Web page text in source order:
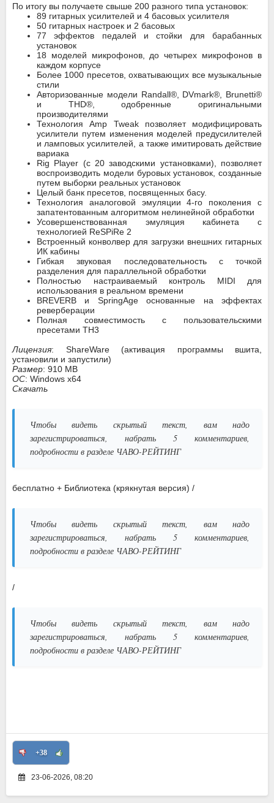
По итогу вы получаете свыше 200 разного типа установок:
89 гитарных усилителей и 4 басовых усилителя
50 гитарных настроек и 2 басовых
77 эффектов педалей и стойки для барабанных
установок
18 моделей микрофонов, до четырех микрофонов в
каждом корпусе
Более 1000 пресетов, охватывающих все музыкальные
стили
Авторизованные модели Randall®, DVmark®, Brunetti®
и THD®, одобренные оригинальными
производителями
Технология Amp Tweak позволяет модифицировать
усилители путем изменения моделей предусилителей
и ламповых усилителей, а также имитировать действие
вариака
Rig Player (с 20 заводскими установками), позволяет
воспроизводить модели буровых установок, созданные
путем выборки реальных установок
Целый банк пресетов, посвященных басу.
Технология аналоговой эмуляции 4-го поколения с
запатентованным алгоритмом нелинейной обработки
Усовершенствованная эмуляция кабинета с
технологией ReSPiRe 2
Встроенный конволвер для загрузки внешних гитарных
ИК кабины
Гибкая звуковая последовательность с точкой
разделения для параллельной обработки
Полностью настраиваемый контроль MIDI для
использования в реальном времени
BREVERB и SpringAge основанные на эффектах
реверберации
Полная совместимость с пользовательскими
пресетами TH3
Лицензия: ShareWare (активация программы вшита,
установили и запустили)
Размер: 910 MB
ОС: Windows x64
Скачать
Чтобы видеть скрытый текст, вам надо
зарегистрироваться, набрать 5 комментариев,
подробности в разделе ЧАВО-РЕЙТИНГ
бесплатно + Библиотека (крякнутая версия) /
Чтобы видеть скрытый текст, вам надо
зарегистрироваться, набрать 5 комментариев,
подробности в разделе ЧАВО-РЕЙТИНГ
/
Чтобы видеть скрытый текст, вам надо
зарегистрироваться, набрать 5 комментариев,
подробности в разделе ЧАВО-РЕЙТИНГ
+38
23-06-2026, 08:20